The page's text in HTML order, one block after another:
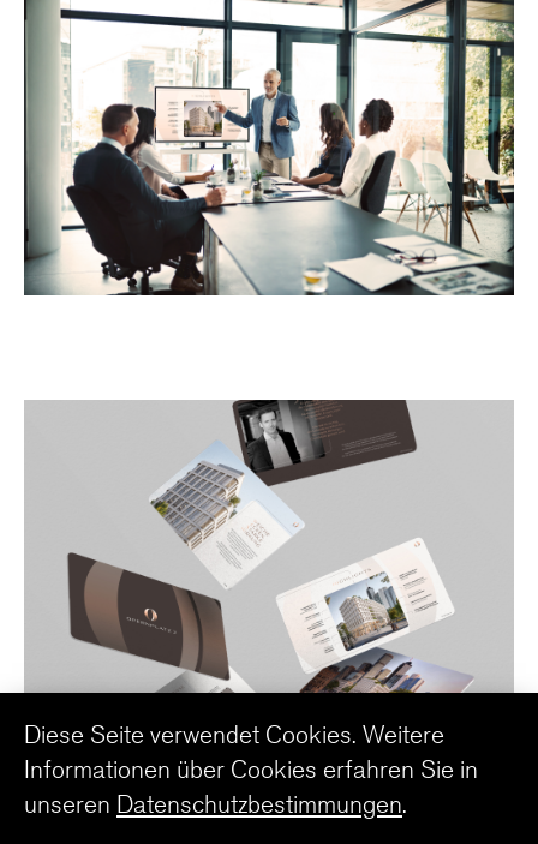
Diese Seite verwendet Cookies. Weitere
Informationen über Cookies erfahren Sie in
unseren Datenschutzbestimmungen.